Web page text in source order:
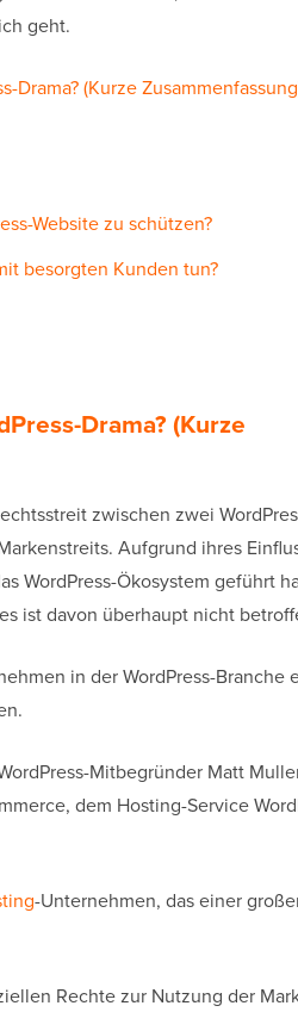
geht.
Drama? (Kurze
Website zu schützen?
besorgten Kunden tun?
Drama? (Kurze
zwischen zwei
Aufgrund ihres
WordPress-Ökosystem geführt
ist davon überhaupt nicht
in der WordPress-Branche
Mitbegründer Matt
dem Hosting-Service
-Unternehmen, das einer
Rechte zur Nutzung der